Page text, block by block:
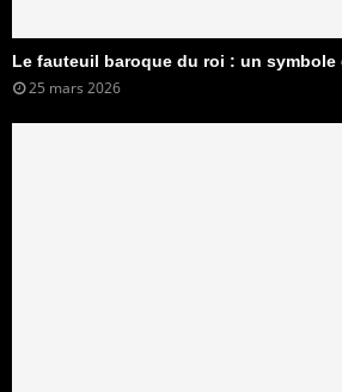
Le fauteuil baroque du roi : un symbole
25 mars 2026